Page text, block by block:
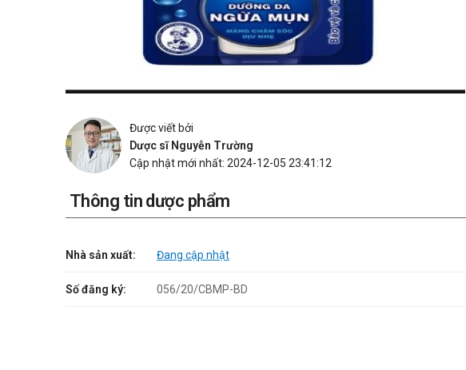
Được viết bởi
Dược sĩ Nguyễn Trường
Cập nhật mới nhất: 2024-12-05 23:41:12
Thông tin dược phẩm
Nhà sản xuất: Đang cập nhật
Số đăng ký: 056/20/CBMP-BD